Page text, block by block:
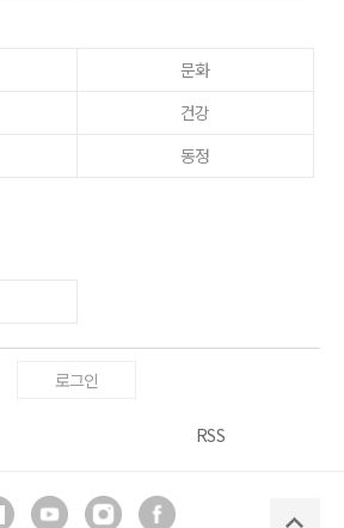
문화
건강
동정
로그인
RSS